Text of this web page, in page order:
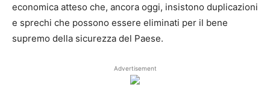
economica atteso che, ancora oggi, insistono duplicazioni
e sprechi che possono essere eliminati per il bene
supremo della sicurezza del Paese.
Advertisement